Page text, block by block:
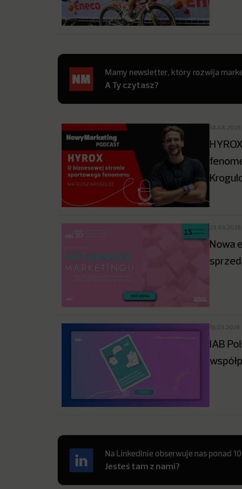
Mamy newsletter, który rozwija
A Ty czytasz?
14.04.2026
23.03.2026
Nowa
19.03.2026
IAB
Na LinkedInie obserwuje nas ponad
Jesteś tam z nami?